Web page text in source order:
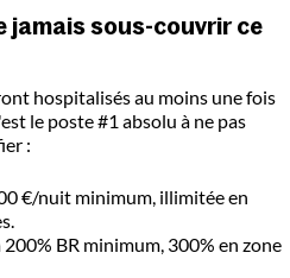
jamais sous-couvrir ce
hospitalisés au moins une fois
le poste #1 absolu à ne pas
:
€/nuit minimum, illimitée en
200% BR minimum, 300% en zone